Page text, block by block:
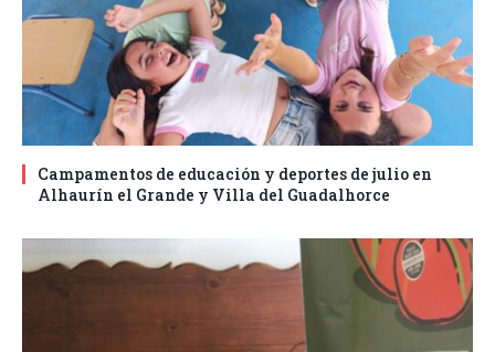
Campamentos de educación y deportes de julio en
Alhaurín el Grande y Villa del Guadalhorce